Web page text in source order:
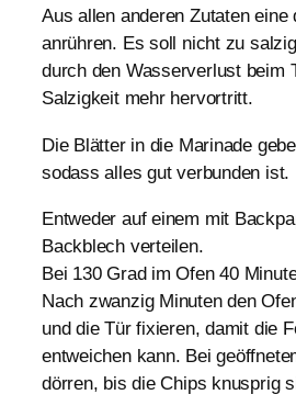
Aus allen anderen Zutaten eine
anrühren. Es soll nicht zu
durch den Wasserverlust beim
Salzigkeit mehr hervortritt.
Die Blätter in die Marinade
sodass alles gut verbunden ist.
Entweder auf einem mit
Backblech verteilen.
Bei 130 Grad im Ofen 40
Nach zwanzig Minuten den
und die Tür fixieren, damit die
entweichen kann. Bei
dörren, bis die Chips knusprig